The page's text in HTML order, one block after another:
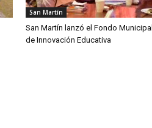
San Martín
San Martín lanzó el Fondo Municipal
de Innovación Educativa